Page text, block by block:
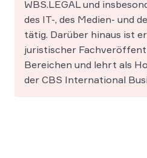
WBS.LEGAL und
des IT-, des Medien- und
tätig. Darüber hinaus ist
juristischer
Bereichen und lehrt als
der CBS International